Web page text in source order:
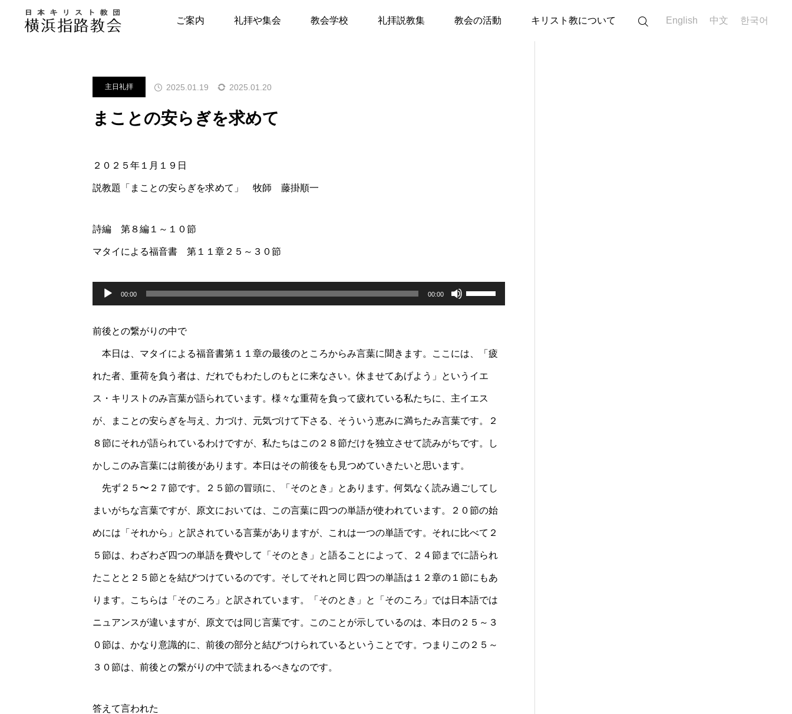
ご案内 礼拝や集会 教会学校 礼拝説教集 教会の活動 キリスト教について English 中文 한국어
牧師・副牧師より
キリスト教用語集
主日礼拝 まことの安らぎを求めて
主日礼拝 2025.01.19 2025.01.20
まことの安らぎを求めて
２０２５年１月１９日
説教題「まことの安らぎを求めて」 牧師 藤掛順一
詩編 第８編１～１０節
マタイによる福音書 第１１章２５～３０節
プ
ヤ
00:00 00:00
リ
ュ
に
は
上
下
印
ー
を
っ
さ
い。
前後との繋がりの中で
本日は、マタイによる福音書第１１章の最後のところからみ言葉に聞きます。ここには、「疲
れた者、重荷を負う者は、だれでもわたしのもとに来なさい。休ませてあげよう」というイエ
ス・キリストのみ言葉が語られています。様々な重荷を負って疲れている私たちに、主イエス
が、まことの安らぎを与え、力づけ、元気づけて下さる、そういう恵みに満ちたみ言葉です。２
８節にそれが語られているわけですが、私たちはこの２８節だけを独立させて読みがちです。し
かしこのみ言葉には前後があります。本日はその前後をも見つめていきたいと思います。
先ず２５〜２７節です。２５節の冒頭に、「そのとき」とあります。何気なく読み過ごしてし
まいがちな言葉ですが、原文においては、この言葉に四つの単語が使われています。２０節の始
めには「それから」と訳されている言葉がありますが、これは一つの単語です。それに比べて２
５節は、わざわざ四つの単語を費やして「そのとき」と語ることによって、２４節までに語られ
たことと２５節とを結びつけているのです。そしてそれと同じ四つの単語は１２章の１節にもあ
ります。こちらは「そのころ」と訳されています。「そのとき」と「そのころ」では日本語では
ニュアンスが違いますが、原文では同じ言葉です。このことが示しているのは、本日の２５～３
０節は、かなり意識的に、前後の部分と結びつけられているということです。つまりこの２５～
３０節は、前後との繋がりの中で読まれるべきなのです。
答えて言われた